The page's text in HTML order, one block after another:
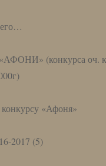
(конкурса оч.
«Афоня»
2017 (5)